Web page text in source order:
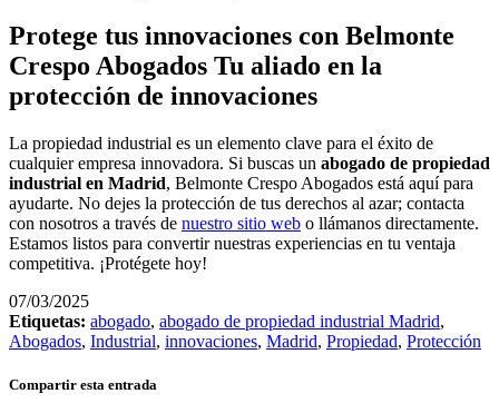
Protege tus innovaciones con Belmonte
Crespo Abogados Tu aliado en la
protección de innovaciones
La propiedad industrial es un elemento clave para el éxito de
cualquier empresa innovadora. Si buscas un abogado de propiedad
industrial en Madrid, Belmonte Crespo Abogados está aquí para
ayudarte. No dejes la protección de tus derechos al azar; contacta
con nosotros a través de nuestro sitio web o llámanos directamente.
Estamos listos para convertir nuestras experiencias en tu ventaja
competitiva. ¡Protégete hoy!
07/03/2025
Etiquetas: abogado, abogado de propiedad industrial Madrid,
Abogados, Industrial, innovaciones, Madrid, Propiedad, Protección
Compartir esta entrada